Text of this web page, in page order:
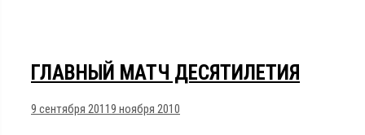
ГЛАВНЫЙ МАТЧ ДЕСЯТИЛЕТИЯ
9 сентября 20119 ноября 2010